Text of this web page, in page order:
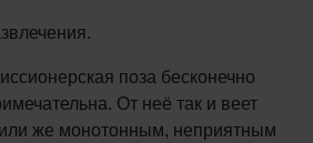
поза бесконечно
От неё так и веет
же монотонным, неприятным